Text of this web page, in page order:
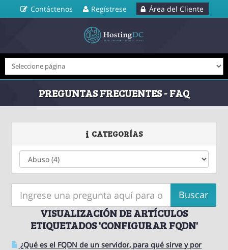
Contáctenos Regístrese Área del Cliente
PREGUNTAS FRECUENTES - FAQ
CATEGORÍAS
VISUALIZACIÓN DE ARTÍCULOS
ETIQUETADOS 'CONFIGURAR FQDN'
¿Qué es el FQDN de un servidor, para qué sirve y por